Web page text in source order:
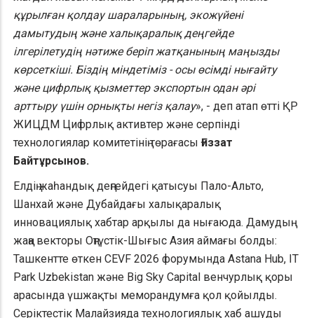
құрылған қолдау шараларының, экожүйені
дамытудың және халықаралық деңгейде
ілгерілетудің нәтиже беріп жатқанының маңызды
көрсеткіші. Біздің міндетіміз - осы өсімді нығайту
және цифрлық қызметтер экспортын одан әрі
арттыру үшін орнықты негіз қалау», - деп атап өтті ҚР
ЖИЦДМ Цифрлық активтер және серпінді
технологиялар комитетінің төрағасыҒиззат
Байтұрсынов.
Елдің жаһандық деңгейдегі қатысуы Пало-Альто,
Шанхай және Дубайдағы халықаралық
инновациялық хабтар арқылы да нығаюда. Дамудың
жаңа векторы Оңтүстік-Шығыс Азия аймағы болды:
Ташкентте өткен CEVF 2026 форумында Astana Hub, IT
Park Uzbekistan және Big Sky Capital венчурлық қоры
арасында үшжақты меморандумға қол қойылды.
Серіктестік Малайзияда технологиялық хаб ашуды